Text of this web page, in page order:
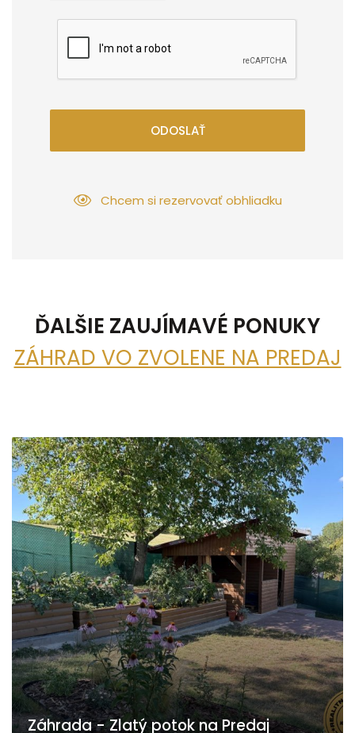
ODOSLAŤ
Chcem si rezervovať obhliadku
ĎALŠIE ZAUJÍMAVÉ PONUKY
ZÁHRAD VO ZVOLENE NA PREDAJ
Záhrada - Zlatý potok na Predaj